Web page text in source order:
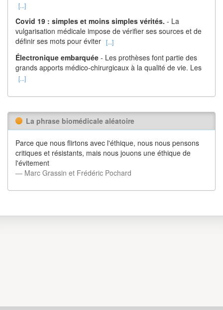
[...]
Covid 19 : simples et moins simples vérités. - La
vulgarisation médicale impose de vérifier ses sources et de
définir ses mots pour éviter [...]
Électronique embarquée - Les prothèses font partie des
grands apports médico-chirurgicaux à la qualité de vie. Les
[...]
La phrase biomédicale aléatoire
Parce que nous flirtons avec l'éthique, nous nous pensons
critiques et résistants, mais nous jouons une éthique de
l'évitement
― Marc Grassin et Frédéric Pochard